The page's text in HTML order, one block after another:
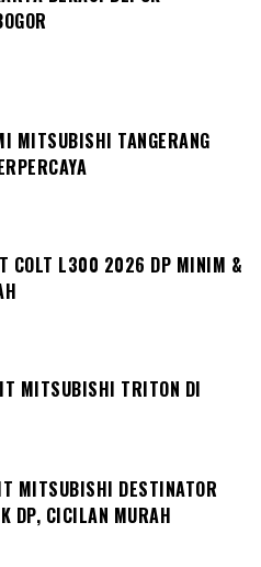
MITSUBISHI TANGERANG
COLT L300 2026 DP MINIM &
MITSUBISHI TRITON DI
MITSUBISHI DESTINATOR
DP, CICILAN MURAH